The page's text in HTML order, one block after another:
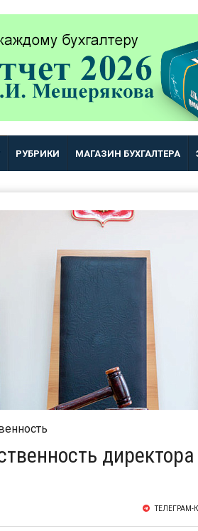
РУБРИКИ МАГАЗИН БУХГАЛТЕРА
ТЕЛЕГРАМ-